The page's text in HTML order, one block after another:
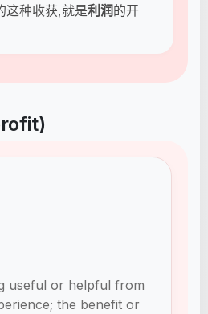
这种收获,就是利润的开
useful or helpful from
the benefit or